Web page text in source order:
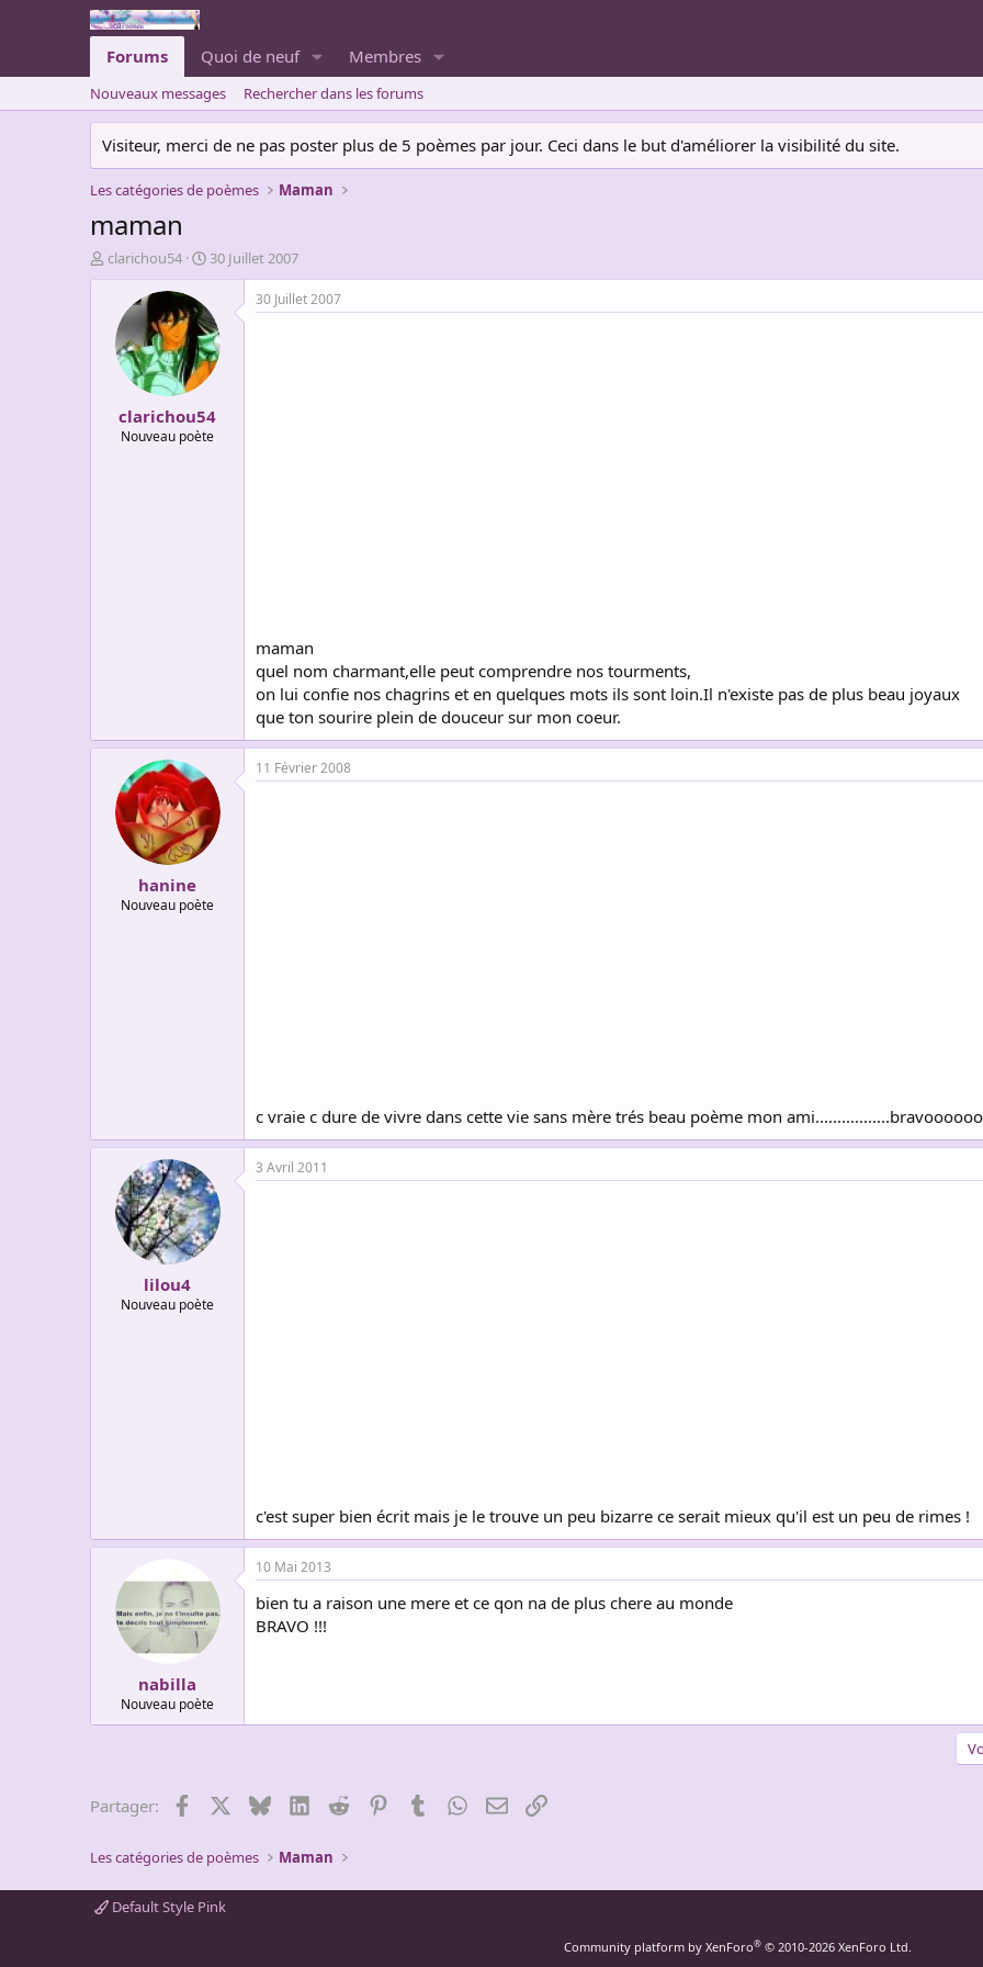
Forums Quoi de neuf Membres
Nouveaux messages Rechercher dans les forums
Visiteur, merci de ne pas poster plus de 5 poèmes par jour. Ceci dans le but d'améliorer la visibilité du site.
Les catégories de poèmes Maman
maman
A
u
clarichou54
D
a
e
d
e
d
b
u
30 Juillet 2007
clarichou54
Nouveau poète
30 Juillet 2007
maman
quel nom charmant,elle peut comprendre nos tourments,
on lui confie nos chagrins et en quelques mots ils sont loin.Il n'existe pas de plus beau joyaux
que ton sourire plein de douceur sur mon coeur.
hanine
Nouveau poète
11 Février 2008
c vraie c dure de vivre dans cette vie sans mère trés beau poème mon
lilou4
Nouveau poète
3 Avril 2011
c'est super bien écrit mais je le trouve un peu bizarre ce serait mieux qu'il est un peu de rimes !
nabilla
Nouveau poète
10 Mai 2013
bien tu a raison une mere et ce qon na de plus chere au monde
BRAVO !!!
Partager: Facebook BlueskyLinkedInReddit PinterestTumblrWhatsApp
EmailLien
Les catégories de poèmes Maman
Default Style Pink
Community platform by XenForo® © 2010-2026 XenForo Ltd.